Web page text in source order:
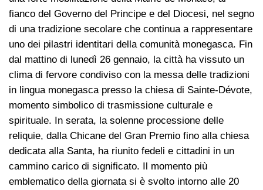
fianco del Governo del Principe e del Diocesi, nel segno
di una tradizione secolare che continua a rappresentare
uno dei pilastri identitari della comunità monegasca. Fin
dal mattino di lunedì 26 gennaio, la città ha vissuto un
clima di fervore condiviso con la messa delle tradizioni
in lingua monegasca presso la chiesa di Sainte-Dévote,
momento simbolico di trasmissione culturale e
spirituale. In serata, la solenne processione delle
reliquie, dalla Chicane del Gran Premio fino alla chiesa
dedicata alla Santa, ha riunito fedeli e cittadini in un
cammino carico di significato. Il momento più
emblematico della giornata si è svolto intorno alle 20